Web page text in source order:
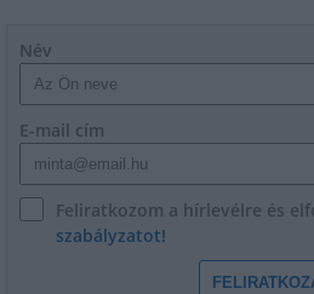
Név
E-mail cím
Feliratkozom a hírlevélre és
szabályzatot!